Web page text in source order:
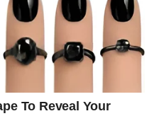
ono što